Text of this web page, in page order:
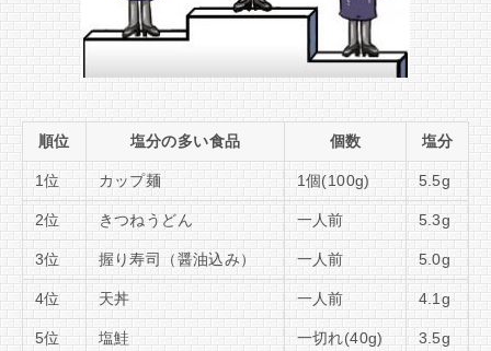
順位 塩分の多い食品 個数 塩分
1位 カップ麺 1個(100g) 5.5g
2位 きつねうどん 一人前 5.3g
3位 握り寿司（醤油込み） 一人前 5.0g
4位 天丼 一人前 4.1g
5位 塩鮭 一切れ(40g) 3.5g